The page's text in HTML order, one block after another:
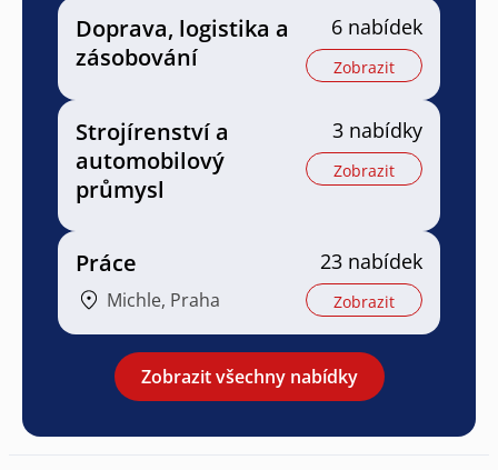
Doprava, logistika a
zásobování
6 nabídek
Zobrazit
Strojírenství a
automobilový
průmysl
3 nabídky
Zobrazit
Práce
Michle, Praha
23 nabídek
Zobrazit
Zobrazit všechny nabídky